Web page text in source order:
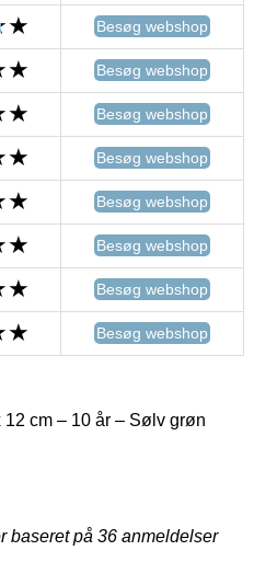
Besøg webshop
Besøg webshop
Besøg webshop
Besøg webshop
Besøg webshop
Besøg webshop
Besøg webshop
Besøg webshop
cm – 10 år – Sølv grøn
baseret på 36 anmeldelser